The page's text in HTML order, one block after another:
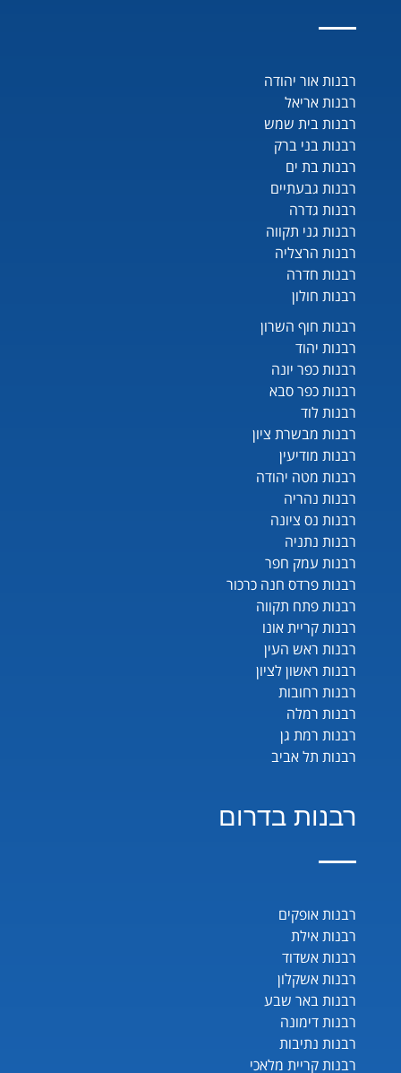
רבנות אור יהודה
רבנות אריאל
רבנות בית שמש
רבנות בני ברק
רבנות בת ים
רבנות גבעתיים
רבנות גדרה
רבנות גני תקווה
רבנות הרצליה
רבנות חדרה
רבנות חולון
רבנות חוף השרון
רבנות יהוד
רבנות כפר יונה
רבנות כפר סבא
רבנות לוד
רבנות מבשרת ציון
רבנות מודיעין
רבנות מטה יהודה
רבנות נהריה
רבנות נס ציונה
רבנות נתניה
רבנות עמק חפר
רבנות פרדס חנה כרכור
רבנות פתח תקווה
רבנות קריית אונו
רבנות ראש העין
רבנות ראשון לציון
רבנות רחובות
רבנות רמלה
רבנות רמת גן
רבנות תל אביב
רבנות בדרום
רבנות אופקים
רבנות אילת
רבנות אשדוד
רבנות אשקלון
רבנות באר שבע
רבנות דימונה
רבנות נתיבות
רבנות קריית מלאכי